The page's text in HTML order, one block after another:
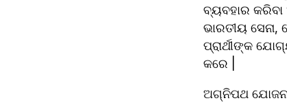
ବ୍ୟବହାର କରିବା
ଭାରତୀୟ ସେନା,
ପ୍ରାର୍ଥୀଙ୍କ
କରେ |
ଅଗ୍ନିପଥ